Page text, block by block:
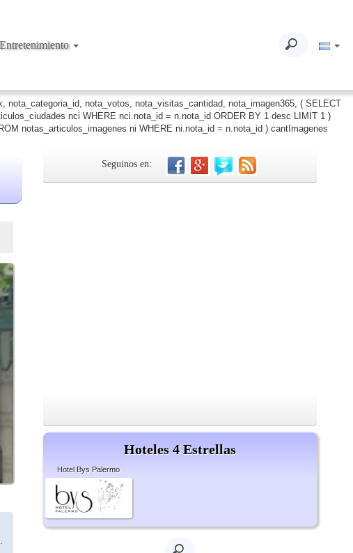
nota_votos, nota_visitas_cantidad, nota_imagen365, ( SELECT
nci WHERE nci.nota_id = n.nota_id ORDER BY 1 desc LIMIT 1 )
notas_articulos_imagenes ni WHERE ni.nota_id = n.nota_id ) cantImagenes
Entretenimiento
Seguinos en:
Hoteles 4 Estrellas
Hotel Bys Palermo